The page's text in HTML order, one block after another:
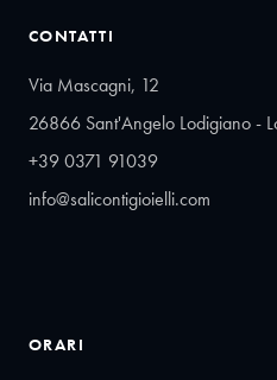
CONTATTI
Via Mascagni, 12
26866 Sant'Angelo Lodigiano -
+39 0371 91039
info@salicontigioielli.com
ORARI